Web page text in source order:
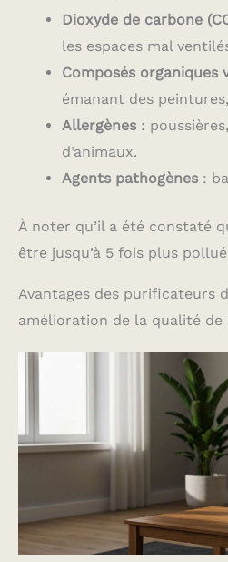
Dioxyde de carbone
les espaces mal
Composés organiques
émanant des
Allergènes :
d’animaux.
Agents pathogènes :
À noter qu’il a été constaté
être jusqu’à 5 fois plus
Avantages des purificateurs
amélioration de la qualité de